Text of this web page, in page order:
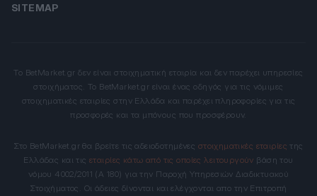
SITEMAP
Το BetMarket.gr δεν είναι στοιχηματική εταιρία και δεν παρέχει υπηρεσίες
στοιχήματος. Το BetMarket.gr είναι ένας οδηγός για τις νόμιμες
στοιχηματικές εταιρίες στην Ελλάδα και παρέχει πληροφορίες για τις
προσφορές και τα μπόνους που προσφέρουν.
Στο BetMarket.gr θα βρείτε τις αδειοδοτημένες στοιχηματικές εταιρίες της
Ελλάδας και τιςεταιρίες κάτω από τις οποίες λειτουργούν βάση του
νόμου 4002/2011 (Α 180) για την Παροχή Υπηρεσιών Διαδικτυακού
Στοιχήματος. Οι άδειες δίνονται και ελέγχονται απο την Επιτροπή